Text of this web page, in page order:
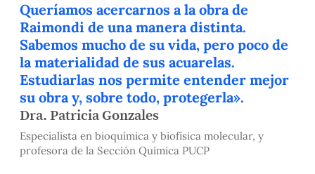
Queríamos acercarnos a la obra de
Raimondi de una manera distinta.
Sabemos mucho de su vida, pero poco de
la materialidad de sus acuarelas.
Estudiarlas nos permite entender mejor
su obra y, sobre todo, protegerla».
Dra. Patricia Gonzales
Especialista en bioquímica y biofísica molecular, y
profesora de la Sección Química PUCP